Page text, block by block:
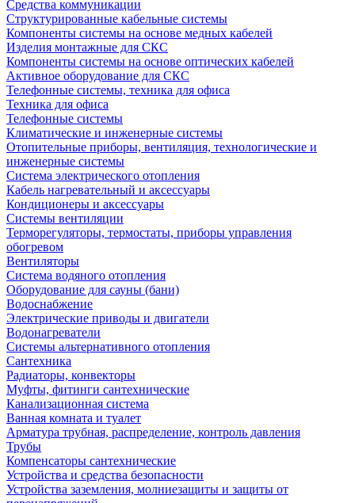
Средства коммуникации
Структурированные кабельные системы
Компоненты системы на основе медных кабелей
Изделия монтажные для СКС
Компоненты системы на основе оптических кабелей
Активное оборудование для СКС
Телефонные системы, техника для офиса
Техника для офиса
Телефонные системы
Климатические и инженерные системы
Отопительные приборы, вентиляция, технологические и
инженерные системы
Система электрического отопления
Кабель нагревательный и аксессуары
Кондиционеры и аксессуары
Системы вентиляции
Терморегуляторы, термостаты, приборы управления
обогревом
Вентиляторы
Система водяного отопления
Оборудование для сауны (бани)
Водоснабжение
Электрические приводы и двигатели
Водонагреватели
Системы альтернативного отопления
Сантехника
Радиаторы, конвекторы
Муфты, фитинги сантехнические
Канализационная система
Ванная комната и туалет
Арматура трубная, распределение, контроль давления
Трубы
Компенсаторы сантехнические
Устройства и средства безопасности
Устройства заземления, молниезащиты и защиты от